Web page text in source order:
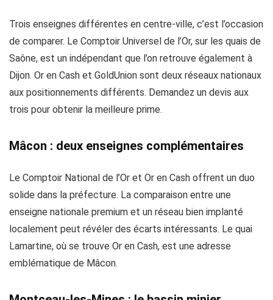
Trois enseignes différentes en centre-ville, c’est l’occasion
de comparer. Le Comptoir Universel de l’Or, sur les quais de
Saône, est un indépendant que l’on retrouve également à
Dijon. Or en Cash et GoldUnion sont deux réseaux nationaux
aux positionnements différents. Demandez un devis aux
trois pour obtenir la meilleure prime.
Mâcon : deux enseignes complémentaires
Le Comptoir National de l’Or et Or en Cash offrent un duo
solide dans la préfecture. La comparaison entre une
enseigne nationale premium et un réseau bien implanté
localement peut révéler des écarts intéressants. Le quai
Lamartine, où se trouve Or en Cash, est une adresse
emblématique de Mâcon.